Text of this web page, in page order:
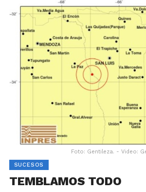
Foto: Gentileza. - Video:
SUCESOS
TEMBLAMOS TODO